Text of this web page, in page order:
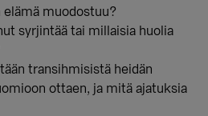
muodostuu?
syrjintää tai millaisia huolia
transihmisistä heidän
ottaen, ja mitä ajatuksia